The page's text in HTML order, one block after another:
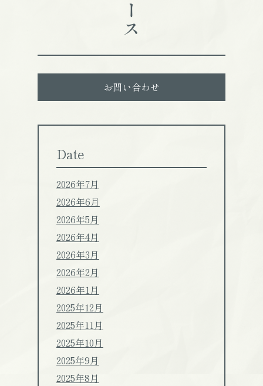
お問い合わせ
Date
2026年7月
2026年6月
2026年5月
2026年4月
2026年3月
2026年2月
2026年1月
2025年12月
2025年11月
2025年10月
2025年9月
2025年8月